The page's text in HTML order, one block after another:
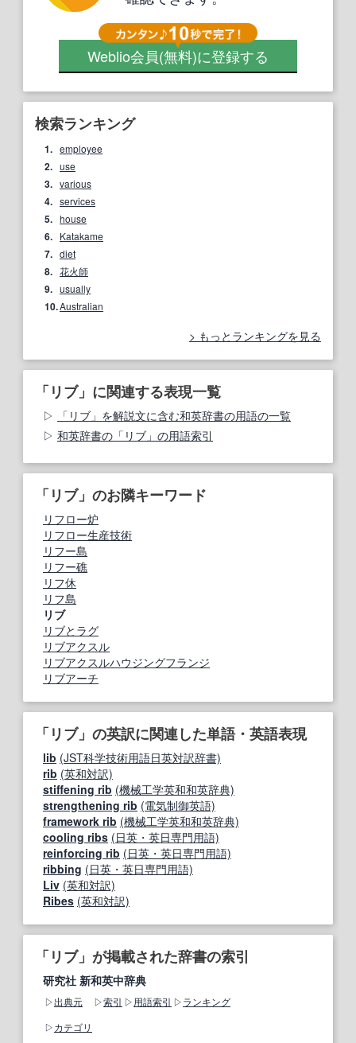
Weblio会員(無料)に登録する
検索ランキング
1. employee
2. use
3. various
4. services
5. house
6. Katakame
7. diet
8. 花火師
9. usually
10.Australian
もっとランキングを見る
「リブ」に関連する表現一覧
「リブ」を解説文に含む和英辞書の用語の一覧
和英辞書の「リブ」の用語索引
「リブ」のお隣キーワード
リフロー炉
リフロー生産技術
リフー島
リフー礁
リフ休
リフ島
リブ
リブとラグ
リブアクスル
リブアクスルハウジングフランジ
リブアーチ
「リブ」の英訳に関連した単語・英語表現
lib (JST科学技術用語日英対訳辞書)
rib (英和対訳)
stiffening rib (機械工学英和和英辞典)
strengthening rib (電気制御英語)
framework rib (機械工学英和和英辞典)
cooling ribs (日英・英日専門用語)
reinforcing rib (日英・英日専門用語)
ribbing (日英・英日専門用語)
Liv (英和対訳)
Ribes (英和対訳)
「リブ」が掲載された辞書の索引
研究社 新和英中辞典
出典元 索引 用語索引
ランキング
カテゴリ